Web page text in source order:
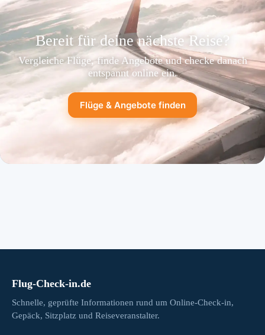
Bereit für deine nächste Reise?
Vergleiche Flüge, finde Angebote und checke danach
entspannt online ein.
Flüge & Angebote finden
Flug-Check-in.de
Schnelle, geprüfte Informationen rund um Online-Check-in,
Gepäck, Sitzplatz und Reiseveranstalter.